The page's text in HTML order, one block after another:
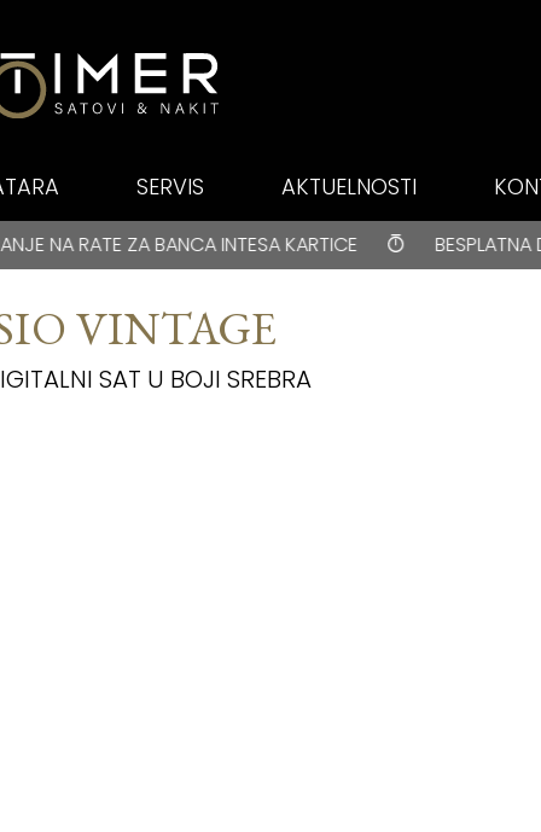
SERVIS AKTUELNOSTI
BANCA INTESA KARTICE
INTESA KARTICE BESPLATNA DOSTAVA za
VINTAGE
SAT U BOJI SREBRA